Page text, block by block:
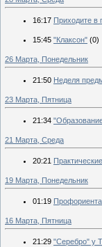
16:17 Приходите в
15:45 "Клаксон" (0)
26 Марта, Понедельник
21:50 Неделя
23 Марта, Пятница
21:34
21 Марта, Среда
20:21
19 Марта, Понедельник
01:19
16 Марта, Пятница
21:29 "Серебро" у